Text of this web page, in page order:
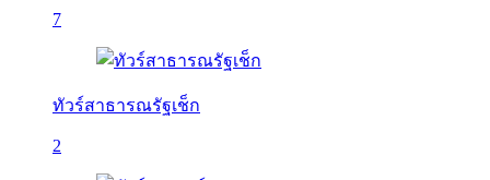
7
ทัวร์สาธารณรัฐเช็ก
2